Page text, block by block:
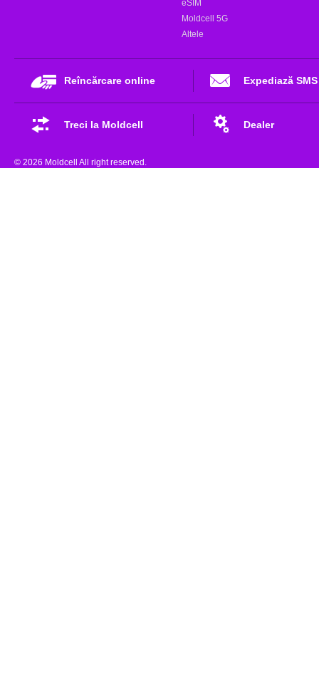
eSIM
Moldcell 5G
Altele
Reîncărcare online Expediază SMS
Treci la Moldcell Dealer
© 2026 Moldcell All right reserved.